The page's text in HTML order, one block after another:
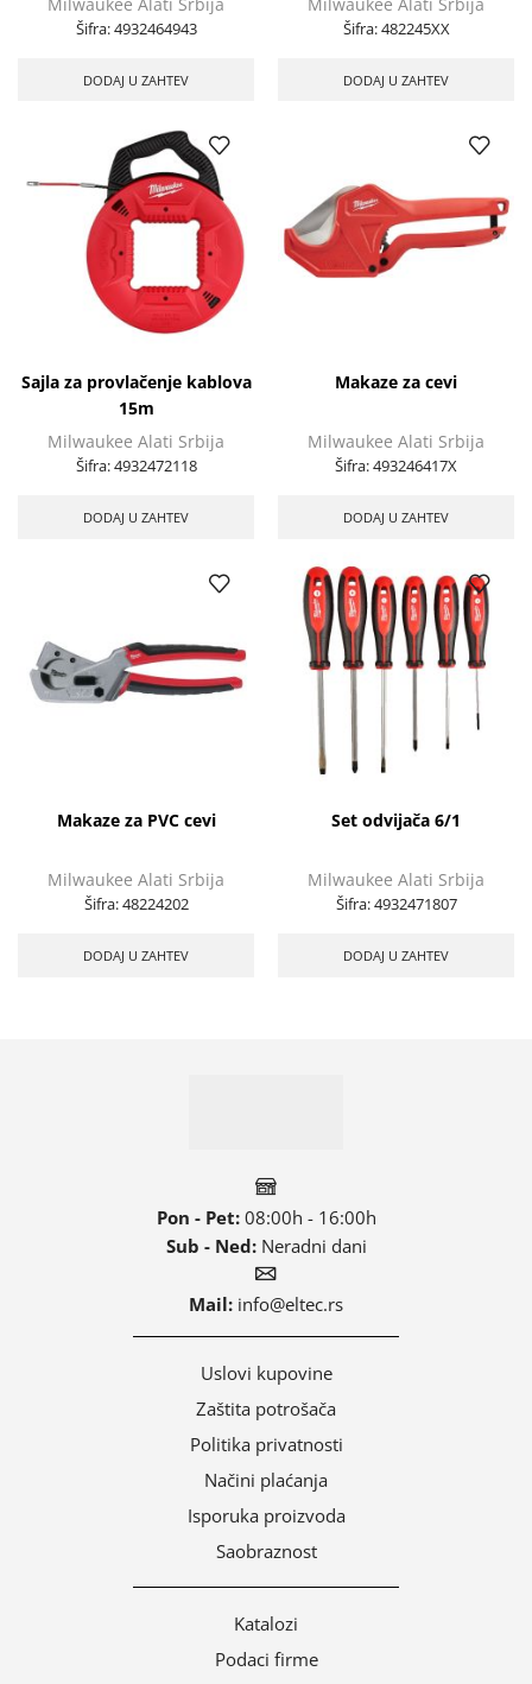
Šifra:4932464943
DODAJ U ZAHTEV
Šifra:482245XX
DODAJ U ZAHTEV
Sajla za provlačenje kablova
15m
Milwaukee Alati Srbija
Šifra:4932472118
DODAJ U ZAHTEV
Makaze za cevi
Milwaukee Alati Srbija
Šifra:493246417X
DODAJ U ZAHTEV
Makaze za PVC cevi
Milwaukee Alati Srbija
Šifra:48224202
DODAJ U ZAHTEV
Set odvijača 6/1
Milwaukee Alati Srbija
Šifra:4932471807
DODAJ U ZAHTEV
Pon - Pet:08:00h - 16:00h
Sub - Ned:Neradni dani
Mail: info@eltec.rs
Uslovi kupovine
Zaštita potrošača
Politika privatnosti
Načini plaćanja
Isporuka proizvoda
Saobraznost
Katalozi
Podaci firme